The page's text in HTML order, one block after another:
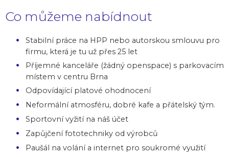
Co můžeme nabídnout
Stabilní práce na HPP nebo autorskou smlouvu pro
firmu, která je tu už přes 25 let
Příjemné kanceláře (žádný openspace) s parkovacím
místem v centru Brna
Odpovídající platové ohodnocení
Neformální atmosféru, dobré kafe a přátelský tým.
Sportovní vyžití na náš účet
Zapůjčení fototechniky od výrobců
Paušál na volání a internet pro soukromé využití